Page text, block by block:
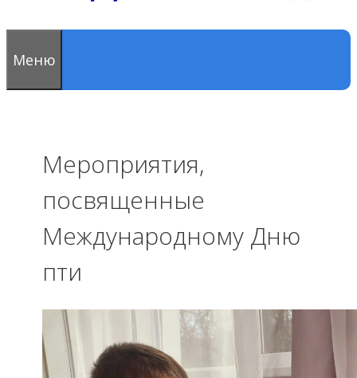
Меню
Мероприятия,
посвященные
Международному Дню
пти